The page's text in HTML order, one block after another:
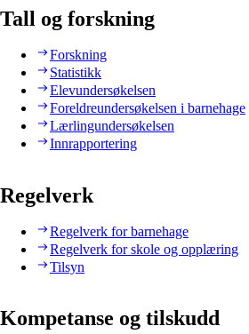
Tall og forskning
Forskning
Statistikk
Elevundersøkelsen
Foreldreundersøkelsen i barnehage
Lærlingundersøkelsen
Innrapportering
Regelverk
Regelverk for barnehage
Regelverk for skole og opplæring
Tilsyn
Kompetanse og tilskudd